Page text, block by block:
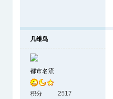
几维鸟
都市名流
积分
2517